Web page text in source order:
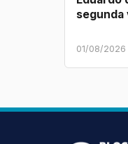
segunda
01/08/2026